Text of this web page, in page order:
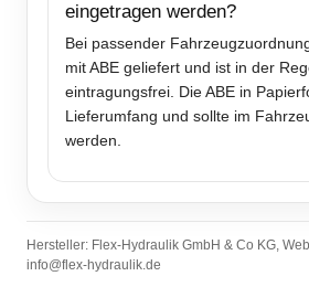
eingetragen werden?
Bei passender
mit ABE geliefert und ist in der
eintragungsfrei. Die ABE in
Lieferumfang und sollte im
werden.
Hersteller: Flex-Hydraulik GmbH & Co KG,
info@flex-hydraulik.de